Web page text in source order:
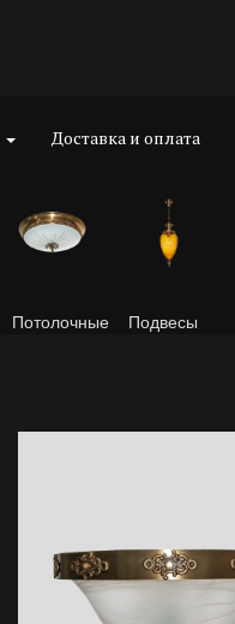
Доставка и оплата
Потолочные Подвесы